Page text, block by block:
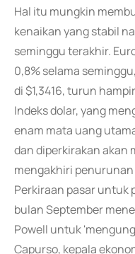
Hal itu mungkin
kenaikan yang stabil
seminggu terakhir.
0,8% selama
di $1,3416, turun
Indeks dolar, yang
enam mata uang
dan diperkirakan akan
mengakhiri
Perkiraan pasar untuk
bulan September
Powell untuk
Capurso, kepala